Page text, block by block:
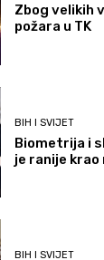
Zbog velikih
požara u TK
BIH I SVIJET
Biometrija i
je ranije krao
BIH I SVIJET